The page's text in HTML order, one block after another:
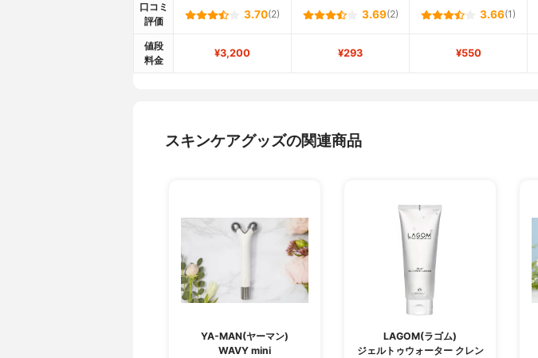
口コミ
評価
3.70(2) 3.69(2) 3.66(1)
値段
料金
¥3,200 ¥293 ¥550
スキンケアグッズの関連商品
YA-MAN(ヤーマン)
WAVY mini
LAGOM(ラゴム)
ジェルトゥウォーター クレン